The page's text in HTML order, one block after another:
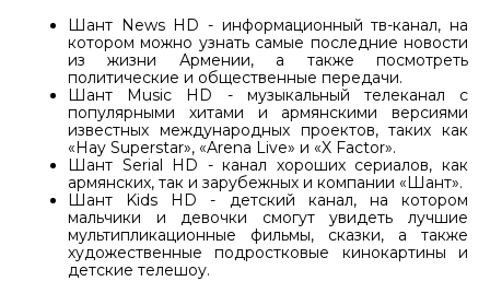
Шант News HD - информационный тв-канал, на
котором можно узнать самые последние новости
из жизни Армении, а также посмотреть
политические и общественные передачи.
Шант Music HD - музыкальный телеканал с
популярными хитами и армянскими версиями
известных международных проектов, таких как
«Hay Superstar», «Arena Live» и «X Factor».
Шант Serial HD - канал хороших сериалов, как
армянских, так и зарубежных и компании «Шант».
Шант Kids HD - детский канал, на котором
мальчики и девочки смогут увидеть лучшие
мультипликационные фильмы, сказки, а также
художественные подростковые кинокартины и
детские телешоу.